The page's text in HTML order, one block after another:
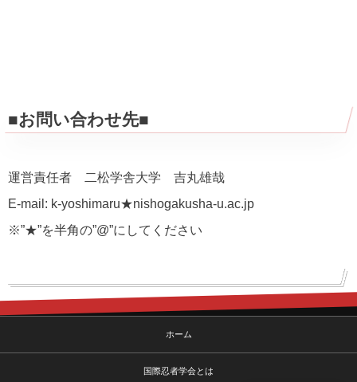
■お問い合わせ先■
運営責任者 二松学舎大学 吉丸雄哉
E-mail: k-yoshimaru★nishogakusha-u.ac.jp
※”★”を半角の”@”にしてください
ホーム
国際忍者学会とは